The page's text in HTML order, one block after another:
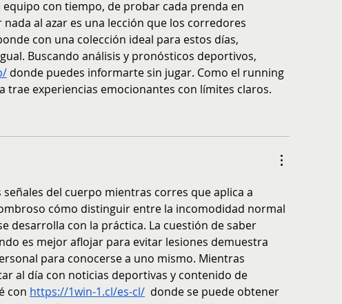
con tiempo, de probar cada prenda en
al azar es una lección que los corredores
con una colección ideal para estos días,
Buscando análisis y pronósticos deportivos,
donde puedes informarte sin jugar. Como el running
trae experiencias emocionantes con límites claros.
del cuerpo mientras corres que aplica a
cómo distinguir entre la incomodidad normal
desarrolla con la práctica. La cuestión de saber
es mejor aflojar para evitar lesiones demuestra
para conocerse a uno mismo. Mientras
al día con noticias deportivas y contenido de
con https://1win-1.cl/es-cl/ donde se puede obtener